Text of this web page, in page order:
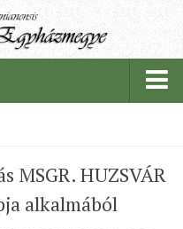
MSGR. HUZSVÁR
alkalmából